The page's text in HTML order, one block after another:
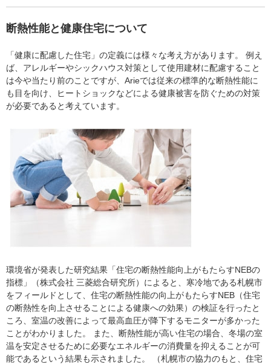
断熱性能と健康住宅について
「健康に配慮した住宅」の定義には様々な考え方があります。 例え
ば、アレルギーやシックハウス対策として使用建材に配慮すること
は今や当たり前のことですが、Arieでは従来の標準的な断熱性能に
も目を向け、ヒートショックなどによる健康被害を防ぐための対策
が必要であると考えています。
環境省が発表した研究結果「住宅の断熱性能向上がもたらすNEBの
指標」（株式会社 三菱総合研究所）によると、寒冷地である札幌市
をフィールドとして、住宅の断熱性能の向上がもたらすNEB（住宅
の断熱性を向上させることによる健康への効果）の検証を行ったと
ころ、室温の改善によって最高血圧が降下するモニターが多かった
ことがわかりました。 また、断熱性能が高い住宅の場合、冬場の室
温を安定させるために必要なエネルギーの消費量を抑えることが可
能であるという結果も示されました。 （札幌市の協力のもと、住宅